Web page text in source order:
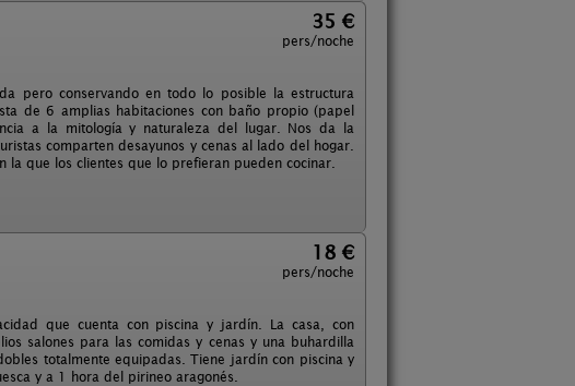
35 €
pers/noche
pero conservando en todo lo posible la estructura
de 6 amplias habitaciones con baño propio (papel
a la mitología y naturaleza del lugar. Nos da la
comparten desayunos y cenas al lado del hogar.
la que los clientes que lo prefieran pueden cocinar.
18 €
pers/noche
que cuenta con piscina y jardín. La casa, con
salones para las comidas y cenas y una buhardilla
totalmente equipadas. Tiene jardín con piscina y
y a 1 hora del pirineo aragonés.